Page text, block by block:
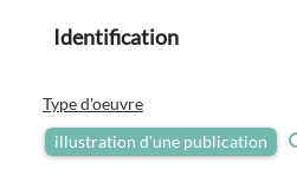
Identification
Type d'oeuvre
illustration d'une publication